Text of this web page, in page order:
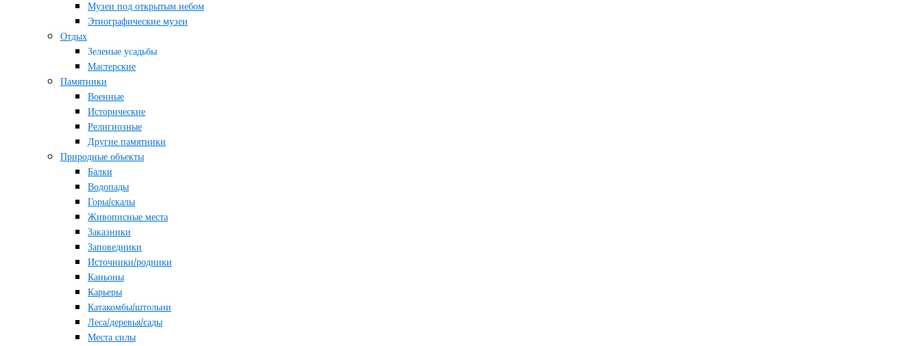
Музеи под открытым небом
Этнографические музеи
Отдых
Зеленые усадьбы
Мастерские
Памятники
Военные
Исторические
Религиозные
Другие памятники
Природные объекты
Балки
Водопады
Горы/скалы
Живописные места
Заказники
Заповедники
Источники/родники
Каньоны
Карьеры
Катакомбы/штольни
Леса/деревья/сады
Места силы